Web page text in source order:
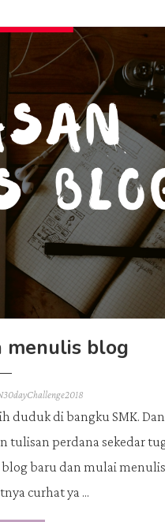
menulis blog
duduk di bangku SMK.
perdana sekedar
baru dan mulai
curhat ya ...